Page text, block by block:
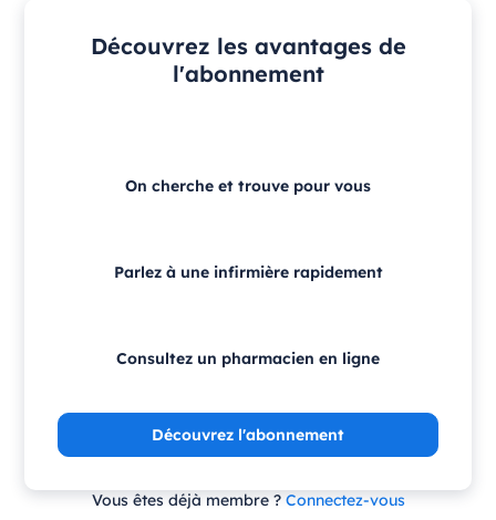
Découvrez les avantages de
l'abonnement
On cherche et trouve pour vous
Parlez à une infirmière rapidement
Consultez un pharmacien en ligne
Découvrez l'abonnement
Vous êtes déjà membre ? Connectez-vous